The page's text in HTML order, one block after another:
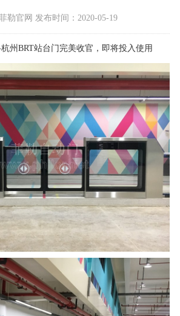
勒官网 发布时间：2020-05-19
州BRT站台门完美收官，即将投入使用